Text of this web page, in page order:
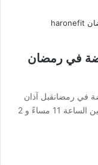
في رمضان
في رمضانقبل آذان
المغرب ب 45 دقيقةبعد وجبة الفطوربين الساعة 11 مساءً و 2